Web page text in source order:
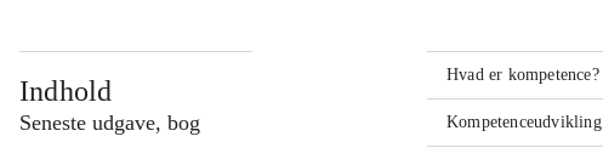
Indhold
Seneste udgave, bog
Hvad er kompetence?
Kompetenceudvikling